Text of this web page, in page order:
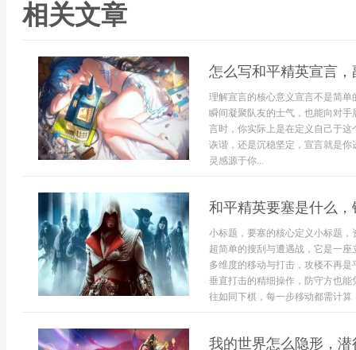
相关文章
怎么写和平精英宣言
理解宣言的核心意义宣言不是简
瞬间凝聚队友的士气，也能向对
言时，你实际上是在定义自己于
诙谐，还是沉稳坚定，宣言就是
灵感源于你...
和平精英要塞是什么
小标题，要塞的核心定义小标题
超简单的搜刮与遭遇战，它是一
多维度的移动与打击，攻楼不再
垂直打击的精细操作，防守方也
往如同下棋，每一步移动都需计
我的世界怎么隐形，